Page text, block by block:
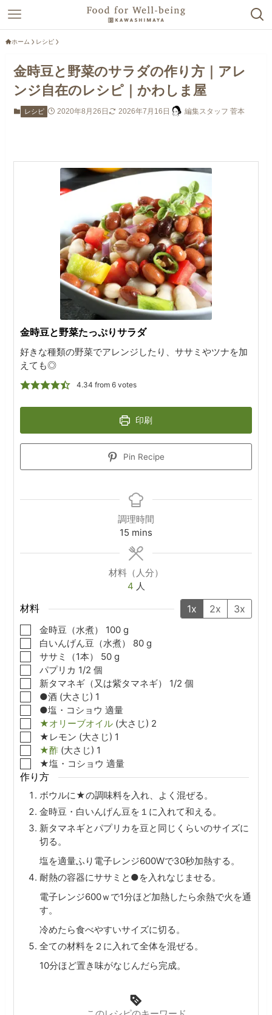
ホーム レシピ
金時豆と野菜のサラダの作り方｜アレ
ンジ自在のレシピ｜かわしま屋
レシピ 2020年8月26日 2026年7月16日 編集スタッフ 菅本
金時豆と野菜たっぷりサラダ
好きな種類の野菜でアレンジしたり、ササミやツナを加
えても◎
4.34 from 6votes
印刷
Pin Recipe
調理時間
15 minutes
mins
材料（人分）
4 人
材料 1x 2x 3x
▢
金時豆（水煮） 100 g
▢
白いんげん豆（水煮） 80 g
▢
ササミ（1本） 50 g
▢
パプリカ 1/2 個
▢
新タマネギ（又は紫タマネギ） 1/2 個
▢
●酒 (大さじ) 1
▢
●塩・コショウ 適量
▢
★オリーブオイル (大さじ) 2
▢
★レモン (大さじ) 1
▢
★酢 (大さじ) 1
▢
★塩・コショウ 適量
作り方
ボウルに★の調味料を入れ、よく混ぜる。
金時豆・白いんげん豆を１に入れて和える。
新タマネギとパプリカを豆と同じくらいのサイズに
切る。
塩を適量ふり電子レンジ600Wで30秒加熱する。
耐熱の容器にササミと●を入れなじませる。
電子レンジ600ｗで1分ほど加熱したら余熱で火を通
す。
冷めたら食べやすいサイズに切る。
全ての材料を２に入れて全体を混ぜる。
10分ほど置き味がなじんだら完成。